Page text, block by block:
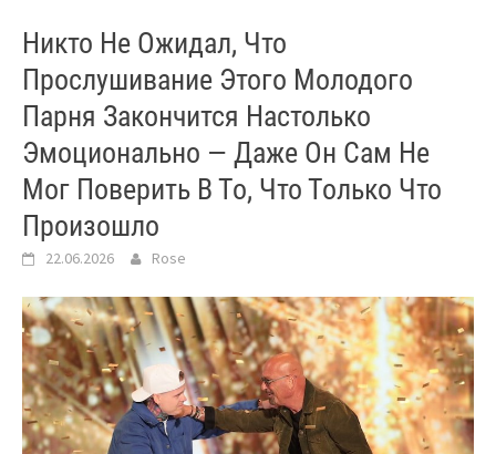
Никто Не Ожидал, Что
Прослушивание Этого Молодого
Парня Закончится Настолько
Эмоционально — Даже Он Сам Не
Мог Поверить В То, Что Только Что
Произошло
22.06.2026 Rose